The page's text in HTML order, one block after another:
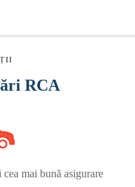
RCA
mai bună asigurare